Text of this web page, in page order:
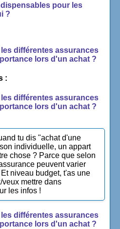
pour les
?
différentes assurances
lors d'un achat ?
:
différentes assurances
lors d'un achat ?
tu dis "achat d'une
individuelle, un appart
chose ? Parce que selon
peuvent varier
niveau budget, t'as une
mettre dans
les infos !
différentes assurances
lors d'un achat ?